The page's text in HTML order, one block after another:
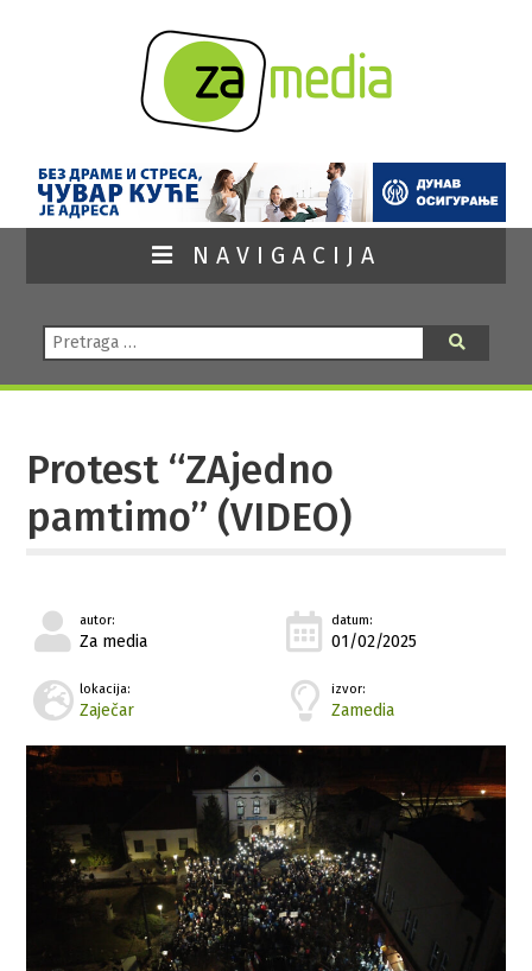
NAVIGACIJA
Pretraga:
Protest “ZAjedno
pamtimo” (VIDEO)
autor:
Za media
datum:
01/02/2025
lokacija:
Zaječar
izvor:
Zamedia